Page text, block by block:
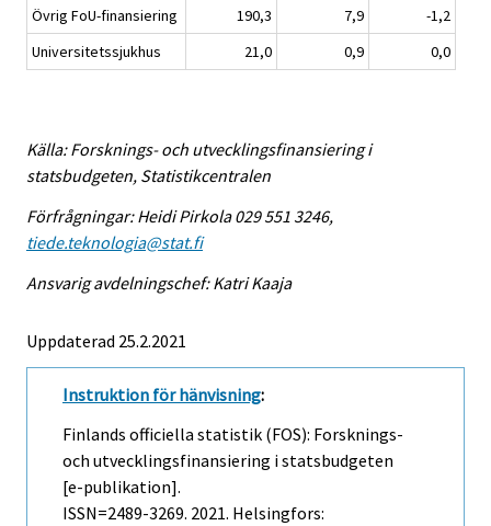
Övrig FoU-finansiering
190,3 7,9
-1,2
Universitetssjukhus
21,0 0,9 0,0
Källa: Forsknings- och utvecklingsfinansiering i
statsbudgeten, Statistikcentralen
Förfrågningar: Heidi Pirkola 029 551 3246,
tiede.teknologia@stat.fi
Ansvarig avdelningschef: Katri Kaaja
Uppdaterad 25.2.2021
Instruktion för hänvisning:
Finlands officiella statistik (FOS): Forsknings-
och utvecklingsfinansiering i statsbudgeten
[e-publikation].
ISSN=2489-3269. 2021. Helsingfors: